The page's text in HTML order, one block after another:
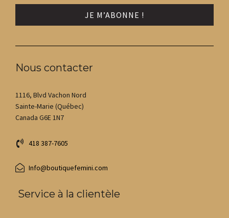
Nous contacter
1116, Blvd Vachon Nord
Sainte-Marie (Québec)
Canada G6E 1N7
418 387-7605
Info@boutiquefemini.com
Service à la clientèle